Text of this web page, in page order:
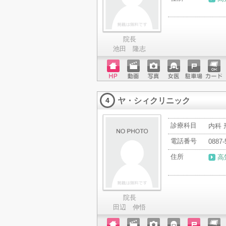
院長
池田 隆志
ホーム
ページ
動画 写真 女医 駐車場クレジ
ットカ
4 ヤ・シィクリニック
院長
田辺 伸悟
診療科目
内科
電話番号
0887-
住所
高